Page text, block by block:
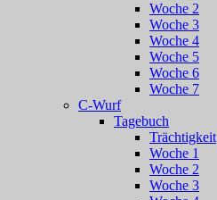
Woche 2
Woche 3
Woche 4
Woche 5
Woche 6
Woche 7
C-Wurf
Tagebuch
Trächtigkeit
Woche 1
Woche 2
Woche 3